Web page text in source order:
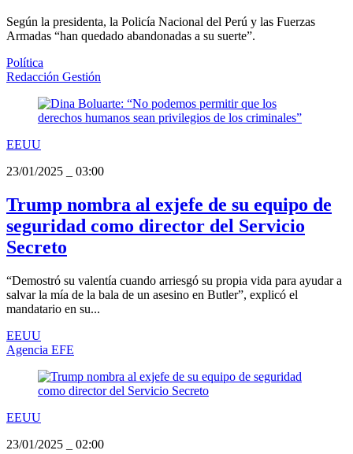
Según la presidenta, la Policía Nacional del Perú y las Fuerzas
Armadas “han quedado abandonadas a su suerte”.
Política
Redacción Gestión
EEUU
23/01/2025
03:00
Trump nombra al exjefe de su equipo de
seguridad como director del Servicio
Secreto
“Demostró su valentía cuando arriesgó su propia vida para ayudar a
salvar la mía de la bala de un asesino en Butler”, explicó el
mandatario en su...
EEUU
Agencia EFE
EEUU
23/01/2025
02:00